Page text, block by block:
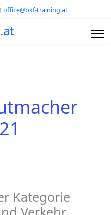
office@bkf-training.at
Kategorie